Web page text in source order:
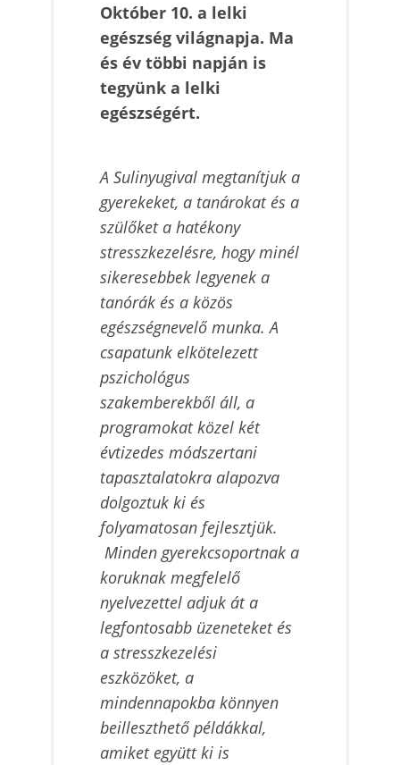
Október 10. a lelki
egészség világnapja. Ma
és év többi napján is
tegyünk a lelki
egészségért.
A Sulinyugival megtanítjuk a
gyerekeket, a tanárokat és a
szülőket a hatékony
stresszkezelésre, hogy minél
sikeresebbek legyenek a
tanórák és a közös
egészségnevelő munka. A
csapatunk elkötelezett
pszichológus
szakemberekből áll, a
programokat közel két
évtizedes módszertani
tapasztalatokra alapozva
dolgoztuk ki és
folyamatosan fejlesztjük.
Minden gyerekcsoportnak a
koruknak megfelelő
nyelvezettel adjuk át a
legfontosabb üzeneteket és
a stresszkezelési
eszközöket, a
mindennapokba könnyen
beilleszthető példákkal,
amiket együtt ki is